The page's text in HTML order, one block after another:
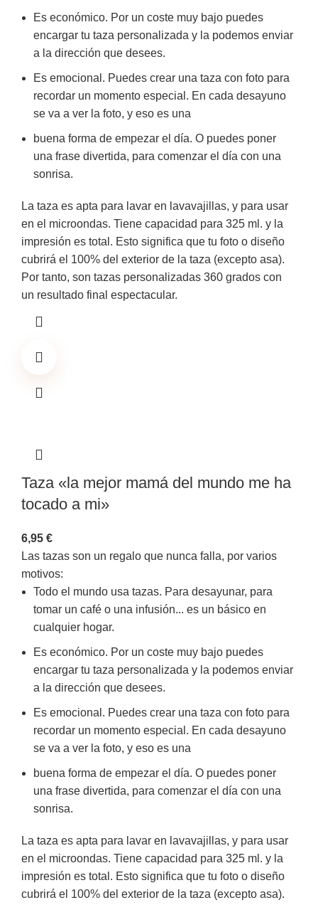
Es económico. Por un coste muy bajo puedes
encargar tu taza personalizada y la podemos enviar
a la dirección que desees.
Es emocional. Puedes crear una taza con foto para
recordar un momento especial. En cada desayuno
se va a ver la foto, y eso es una
buena forma de empezar el día. O puedes poner
una frase divertida, para comenzar el día con una
sonrisa.
La taza es apta para lavar en lavavajillas, y para usar
en el microondas. Tiene capacidad para 325 ml. y la
impresión es total. Esto significa que tu foto o diseño
cubrirá el 100% del exterior de la taza (excepto asa).
Por tanto, son tazas personalizadas 360 grados con
un resultado final espectacular.
Taza «la mejor mamá del mundo me ha
tocado a mi»
6,95 €
Las tazas son un regalo que nunca falla, por varios
motivos:
Todo el mundo usa tazas. Para desayunar, para
tomar un café o una infusión... es un básico en
cualquier hogar.
Es económico. Por un coste muy bajo puedes
encargar tu taza personalizada y la podemos enviar
a la dirección que desees.
Es emocional. Puedes crear una taza con foto para
recordar un momento especial. En cada desayuno
se va a ver la foto, y eso es una
buena forma de empezar el día. O puedes poner
una frase divertida, para comenzar el día con una
sonrisa.
La taza es apta para lavar en lavavajillas, y para usar
en el microondas. Tiene capacidad para 325 ml. y la
impresión es total. Esto significa que tu foto o diseño
cubrirá el 100% del exterior de la taza (excepto asa).